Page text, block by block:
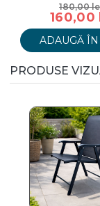
180,00
160,00
ADAUGĂ ÎN
PRODUSE